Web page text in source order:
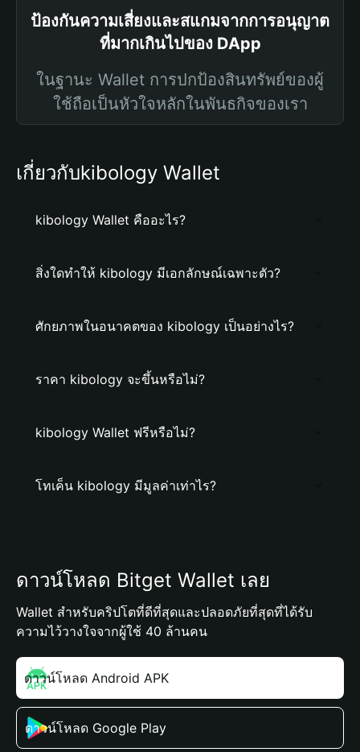
ป้องกันความเสี่ยงและสแกมจากการอนุญาต
ที่มากเกินไปของ DApp
ในฐานะ Wallet การปกป้องสินทรัพย์ของผู้
ใช้ถือเป็นหัวใจหลักในพันธกิจของเรา
เกี่ยวกับkibology Wallet
kibology Wallet คืออะไร?
สิ่งใดทำให้ kibology มีเอกลักษณ์เฉพาะตัว?
ศักยภาพในอนาคตของ kibology เป็นอย่างไร?
ราคา kibology จะขึ้นหรือไม่?
kibology Wallet ฟรีหรือไม่?
โทเค็น kibology มีมูลค่าเท่าไร?
ดาวน์โหลด Bitget Wallet เลย
Wallet สำหรับคริปโตที่ดีที่สุดและปลอดภัยที่สุดที่ได้รับ
ความไว้วางใจจากผู้ใช้ 40 ล้านคน
ดาวน์โหลด Android APK
ดาวน์โหลด Google Play